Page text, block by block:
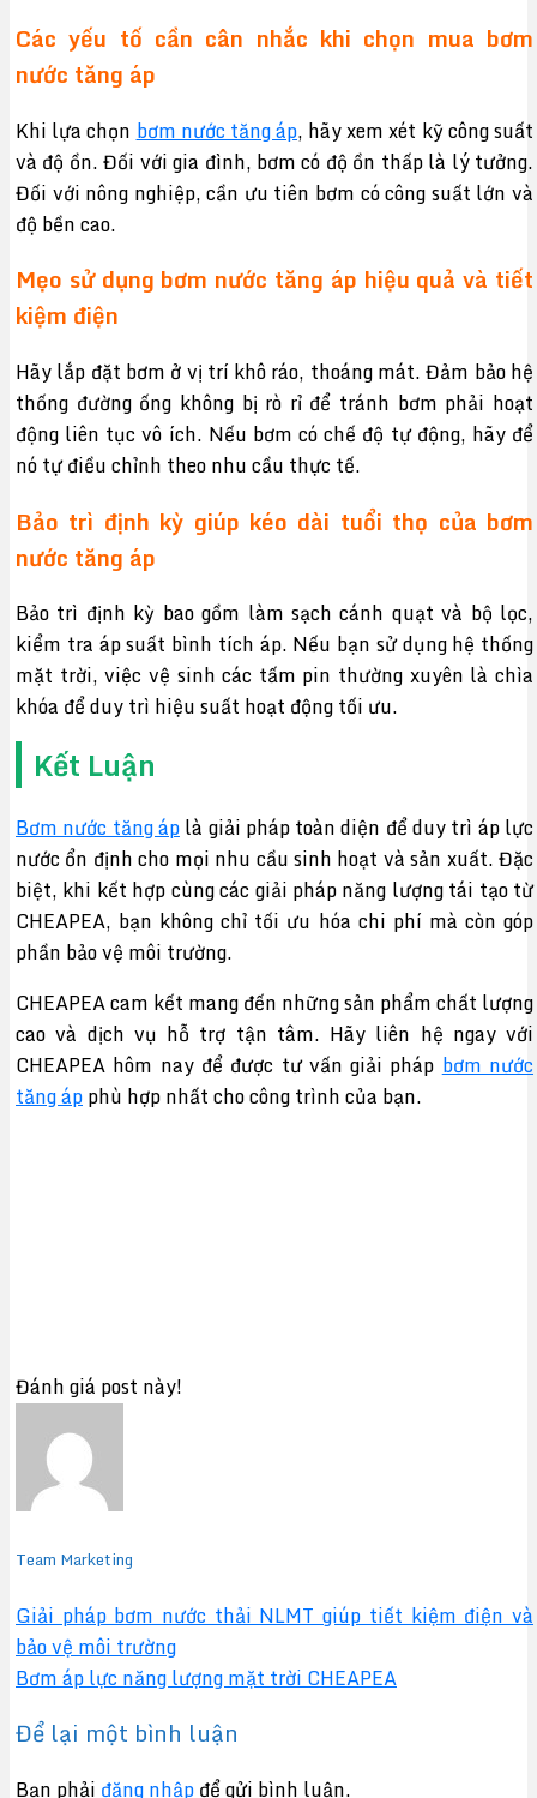
Các yếu tố cần cân nhắc khi chọn mua bơm
nước tăng áp
Khi lựa chọn bơm nước tăng áp, hãy xem xét kỹ công suất
và độ ồn. Đối với gia đình, bơm có độ ồn thấp là lý tưởng.
Đối với nông nghiệp, cần ưu tiên bơm có công suất lớn và
độ bền cao.
Mẹo sử dụng bơm nước tăng áp hiệu quả và tiết
kiệm điện
Hãy lắp đặt bơm ở vị trí khô ráo, thoáng mát. Đảm bảo hệ
thống đường ống không bị rò rỉ để tránh bơm phải hoạt
động liên tục vô ích. Nếu bơm có chế độ tự động, hãy để
nó tự điều chỉnh theo nhu cầu thực tế.
Bảo trì định kỳ giúp kéo dài tuổi thọ của bơm
nước tăng áp
Bảo trì định kỳ bao gồm làm sạch cánh quạt và bộ lọc,
kiểm tra áp suất bình tích áp. Nếu bạn sử dụng hệ thống
mặt trời, việc vệ sinh các tấm pin thường xuyên là chìa
khóa để duy trì hiệu suất hoạt động tối ưu.
Kết Luận
Bơm nước tăng áplà giải pháp toàn diện để duy trì áp lực
nước ổn định cho mọi nhu cầu sinh hoạt và sản xuất. Đặc
biệt, khi kết hợp cùng các giải pháp năng lượng tái tạo từ
CHEAPEA, bạn không chỉ tối ưu hóa chi phí mà còn góp
phần bảo vệ môi trường.
CHEAPEA cam kết mang đến những sản phẩm chất lượng
cao và dịch vụ hỗ trợ tận tâm. Hãy liên hệ ngay với
CHEAPEA hôm nay để được tư vấn giải phápbơm nước
tăng ápphù hợp nhất cho công trình của bạn.
Đánh giá post này!
Team Marketing
Giải pháp bơm nước thải NLMT giúp tiết kiệm điện và
bảo vệ môi trường
Bơm áp lực năng lượng mặt trời CHEAPEA
Để lại một bình luận
Bạn phải đăng nhậpđể gửi bình luận.